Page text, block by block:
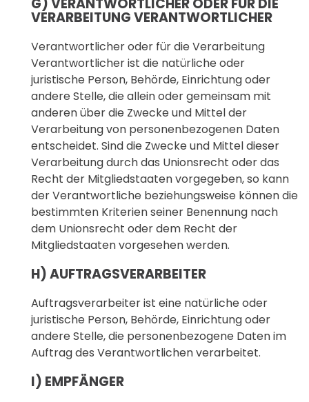
G) VERANTWORTLICHER ODER FÜR DIE
VERARBEITUNG VERANTWORTLICHER
Verantwortlicher oder für die Verarbeitung
Verantwortlicher ist die natürliche oder
juristische Person, Behörde, Einrichtung oder
andere Stelle, die allein oder gemeinsam mit
anderen über die Zwecke und Mittel der
Verarbeitung von personenbezogenen Daten
entscheidet. Sind die Zwecke und Mittel dieser
Verarbeitung durch das Unionsrecht oder das
Recht der Mitgliedstaaten vorgegeben, so kann
der Verantwortliche beziehungsweise können die
bestimmten Kriterien seiner Benennung nach
dem Unionsrecht oder dem Recht der
Mitgliedstaaten vorgesehen werden.
H) AUFTRAGSVERARBEITER
Auftragsverarbeiter ist eine natürliche oder
juristische Person, Behörde, Einrichtung oder
andere Stelle, die personenbezogene Daten im
Auftrag des Verantwortlichen verarbeitet.
I) EMPFÄNGER